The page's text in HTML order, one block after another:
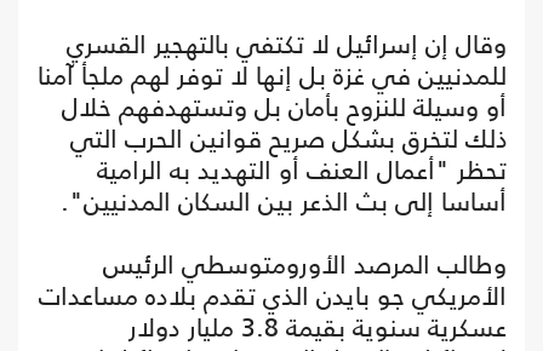
وقال إن إسرائيل لا تكتفي بالتهجير القسري
للمدنيين في غزة بل إنها لا توفر لهم ملجأ آمنا
أو وسيلة للنزوح بأمان بل وتستهدفهم خلال
ذلك لتخرق بشكل صريح قوانين الحرب التي
تحظر "أعمال العنف أو التهديد به الرامية
أساسا إلى بث الذعر بين السكان المدنيين".
وطالب المرصد الأورومتوسطي الرئيس
الأمريكي جو بايدن الذي تقدم بلاده مساعدات
عسكرية سنوية بقيمة 3.8 مليار دولار